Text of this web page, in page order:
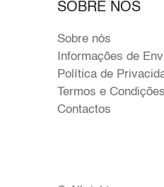
SOBRE NÓS
Sobre nós
Informações de
Política de
Termos e
Contactos